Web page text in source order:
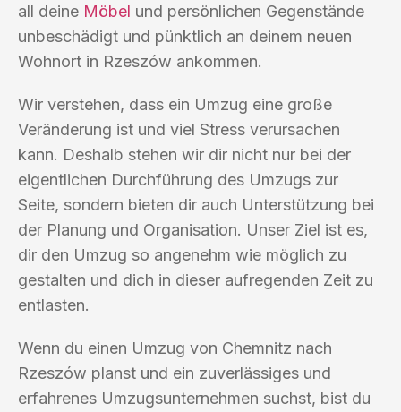
all deine Möbel und persönlichen Gegenstände
unbeschädigt und pünktlich an deinem neuen
Wohnort in Rzeszów ankommen.
Wir verstehen, dass ein Umzug eine große
Veränderung ist und viel Stress verursachen
kann. Deshalb stehen wir dir nicht nur bei der
eigentlichen Durchführung des Umzugs zur
Seite, sondern bieten dir auch Unterstützung bei
der Planung und Organisation. Unser Ziel ist es,
dir den Umzug so angenehm wie möglich zu
gestalten und dich in dieser aufregenden Zeit zu
entlasten.
Wenn du einen Umzug von Chemnitz nach
Rzeszów planst und ein zuverlässiges und
erfahrenes Umzugsunternehmen suchst, bist du